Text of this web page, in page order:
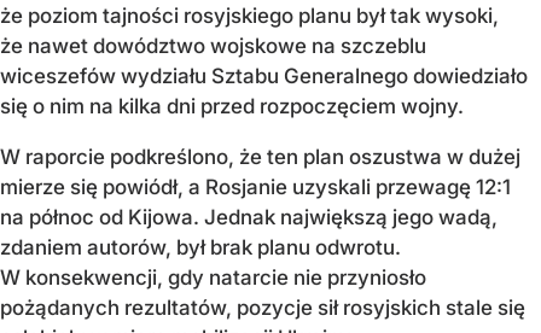
że poziom tajności rosyjskiego planu był tak wysoki,
że nawet dowództwo wojskowe na szczeblu
wiceszefów wydziału Sztabu Generalnego dowiedziało
się o nim na kilka dni przed rozpoczęciem wojny.
W raporcie podkreślono, że ten plan oszustwa w dużej
mierze się powiódł, a Rosjanie uzyskali przewagę 12:1
na północ od Kijowa. Jednak największą jego wadą,
zdaniem autorów, był brak planu odwrotu.
W konsekwencji, gdy natarcie nie przyniosło
pożądanych rezultatów, pozycje sił rosyjskich stale się